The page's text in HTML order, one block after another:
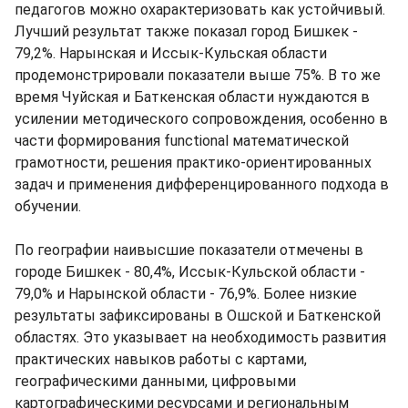
педагогов можно охарактеризовать как устойчивый.
Лучший результат также показал город Бишкек -
79,2%. Нарынская и Иссык-Кульская области
продемонстрировали показатели выше 75%. В то же
время Чуйская и Баткенская области нуждаются в
усилении методического сопровождения, особенно в
части формирования functional математической
грамотности, решения практико-ориентированных
задач и применения дифференцированного подхода в
обучении.
​По географии наивысшие показатели отмечены в
городе Бишкек - 80,4%, Иссык-Кульской области -
79,0% и Нарынской области - 76,9%. Более низкие
результаты зафиксированы в Ошской и Баткенской
областях. Это указывает на необходимость развития
практических навыков работы с картами,
географическими данными, цифровыми
картографическими ресурсами и региональным